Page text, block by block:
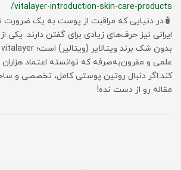
/vitalayer-introduction-skin-care-products
🧴در دنیایی که مراقبت از پوست به یک ضرورت
ایرانی نیز حرف‌های زیادی برای گفتن دارند. یکی
علمی و مقرون‌به‌صرفه که توانسته اعتماد
کند.اگر دنبال روتین پوستی کامل، تخصصی و
مقاله رو از دست نده!